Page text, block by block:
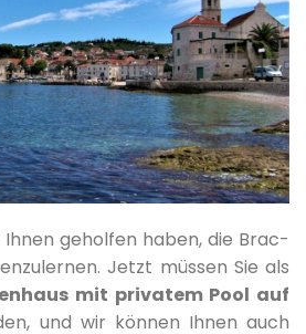
geholfen haben, die Brac-
Jetzt müssen Sie als
mit privatem Pool auf
und wir können Ihnen auch